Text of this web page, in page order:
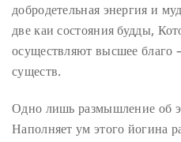
добродетельная энергия и
две каи состояния будды,
осуществляют высшее благо
существ.
Одно лишь размышление об
Наполняет ум этого йогина